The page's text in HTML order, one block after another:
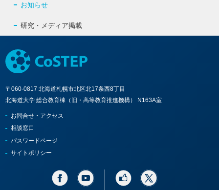
お知らせ
研究・メディア掲載
〒060-0817 北海道札幌市北区北17条西8丁目
北海道大学 総合教育棟（旧・高等教育推進機構） N163A室
お問合せ・アクセス
相談窓口
パスワードページ
サイトポリシー